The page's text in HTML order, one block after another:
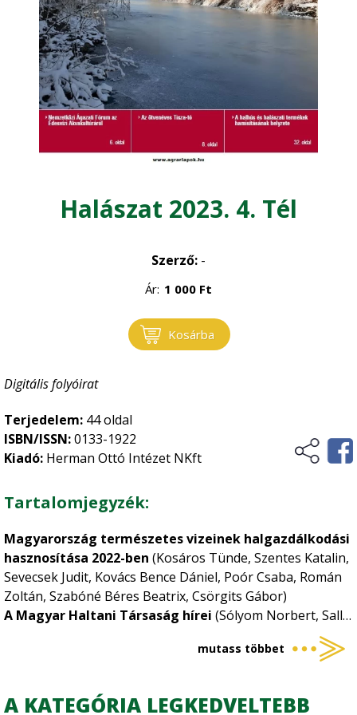
Kertgazdaság
Magyar Állatorvosok Lapja
Növénytermelés
Halászat 2023. 4. Tél
Szerző: -
Ár: 1 000 Ft
Kosárba
Digitális folyóirat
Terjedelem: 44 oldal
ISBN/ISSN:0133-1922
Kiadó: Herman Ottó Intézet NKft
Tartalomjegyzék:
Magyarország természetes vizeinek halgazdálkodási
hasznosítása 2022-ben (Kosáros Tünde, Szentes Katalin,
Sevecsek Judit, Kovács Bence Dániel, Poór Csaba, Román
Zoltán, Szabóné Béres Beatrix, Csörgits Gábor)
A Magyar Haltani Társaság hírei (Sólyom Norbert, Sallai
Márton, Halasi-Kovács Béla, Szepesi Zsolt, Pádár Patrik,
Csipkés Roland, Sály Péter, Maroda Ágnes, Juhász Máté,
TUDOMÁNYOS KÖZLEMÉNYEK
A halhús és halászati termékek hamisításának
mutass többet
A KATEGÓRIA LEGKEDVELTEBB